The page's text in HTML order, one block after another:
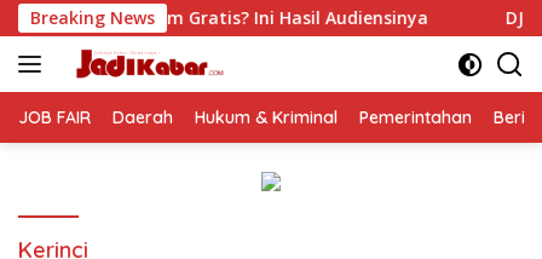
Langsung
ke
konten
Breaking News
Ini Hasil Audiensinya DJP Jawa Timur
JOB FAIR Daerah Hukum & Kriminal Pemerintahan
Kerinci